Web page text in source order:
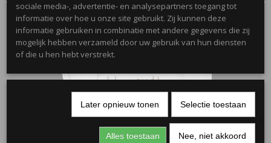
NAAM EN GEBOORTEJAAR
sociale media-, advertentie- en analysepartners toegang tot
informatie over hoe u onze site gebruikt. Zij kunnen deze
informatie gebruiken in combinatie met andere gegevens die zij
mogelijk hebben verzameld door uw gebruik van hun diensten
of die u hen hebt verstrekt.
Later opnieuw tonen Selectie toestaan
Alles toestaan Nee, niet akkoord